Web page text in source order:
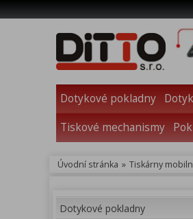
Dotykové pokladny
Tiskové mechanismy
Úvodní stránka » Tiskárny
Dotykové pokladny